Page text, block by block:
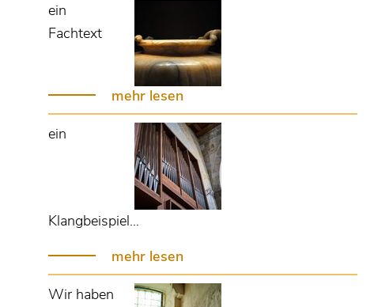
ein
Fachtext
mehr lesen
ein
Klangbeispiel...
mehr lesen
Wir haben